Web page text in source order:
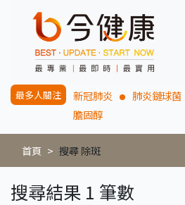
最多人關注 新冠肺炎 肺炎鏈球菌
膽固醇
首頁 搜尋 除斑
搜尋結果 1 筆數